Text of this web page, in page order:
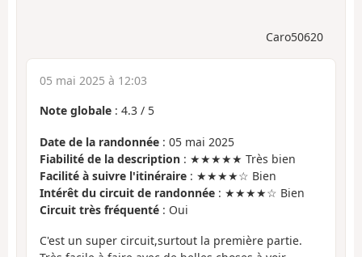
Caro50620
05 mai 2025 à 12:03
Note globale : 4.3 / 5
Date de la randonnée : 05 mai 2025
Fiabilité de la description : ★★★★★ Très bien
Facilité à suivre l'itinéraire : ★★★★☆ Bien
Intérêt du circuit de randonnée : ★★★★☆ Bien
Circuit très fréquenté : Oui
C'est un super circuit,surtout la première partie.